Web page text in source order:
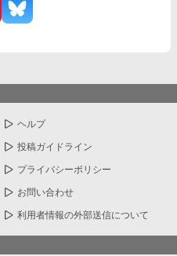
ヘルプ
投稿ガイドライン
プライバシーポリシー
お問い合わせ
利用者情報の外部送信について